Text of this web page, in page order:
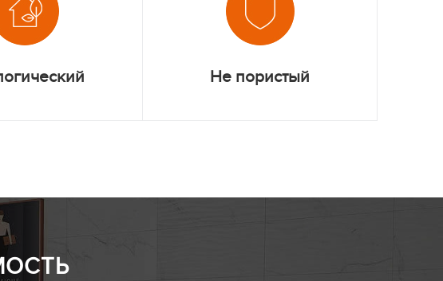
Не пористый